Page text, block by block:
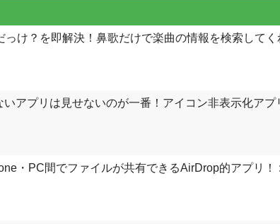
け？を即解決！鼻歌だけで楽曲の情報を検索してく
いアプリは見せないのが一番！アイコン非表示化ア
・PC間でファイルが共有できるAirDrop的アプリ！